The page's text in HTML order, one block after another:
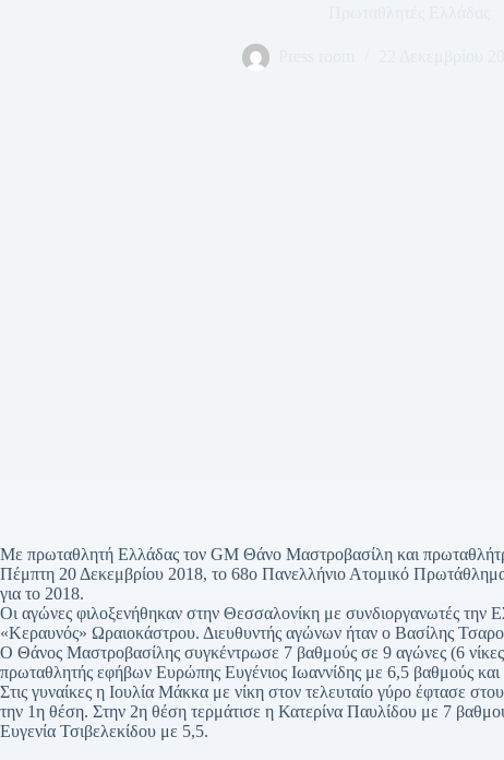
Με πρωταθλητή Ελλάδας τον GM Θάνο Μαστροβασίλη και
Πέμπτη 20 Δεκεμβρίου 2018, το 68ο Πανελλήνιο Ατομικό
για το 2018.
Οι αγώνες φιλοξενήθηκαν στην Θεσσαλονίκη με συνδιοργανωτές
«Κεραυνός» Ωραιοκάστρου. Διευθυντής αγώνων ήταν ο Βασίλης
Ο Θάνος Μαστροβασίλης συγκέντρωσε 7 βαθμούς σε 9 αγώνες (6
πρωταθλητής εφήβων Ευρώπης Ευγένιος Ιωαννίδης με 6,5 βαθμούς
Στις γυναίκες η Ιουλία Μάκκα με νίκη στον τελευταίο γύρο έφτασε
την 1η θέση. Στην 2η θέση τερμάτισε η Κατερίνα Παυλίδου με 7
Ευγενία Τσιβελεκίδου με 5,5.